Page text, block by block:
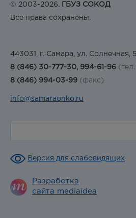
© 2003-2026. ГБУЗ СОКОД
Все права сохранены.
443031, г. Самара, ул. Солнечная,
8 (846) 30-777-30, 994-61-96
8 (846) 994-03-99 (факс)
info@samaraonko.ru
Версия для слабовидящих
Разработка
сайта mediaidea